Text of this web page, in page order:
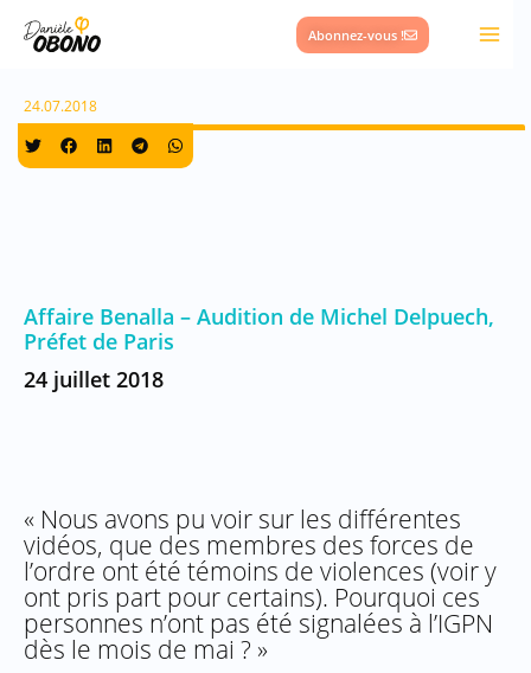
Abonnez-vous !
24.07.2018
Affaire Benalla – Audition de Michel Delpuech,
Préfet de Paris
24 juillet 2018
« Nous avons pu voir sur les différentes
vidéos, que des membres des forces de
l’ordre ont été témoins de violences (voir y
ont pris part pour certains). Pourquoi ces
personnes n’ont pas été signalées à l’IGPN
dès le mois de mai ? »